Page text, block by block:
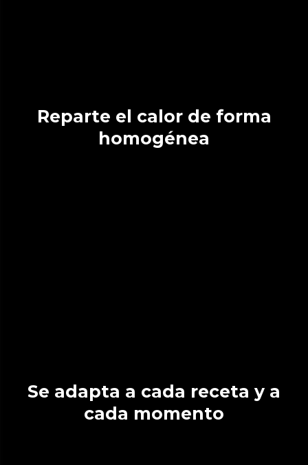
Reparte el calor de forma
homogénea
Se adapta a cada receta y a
cada momento